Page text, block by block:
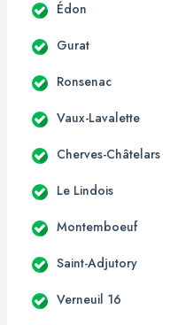
Édon
Gurat
Ronsenac
Vaux-Lavalette
Cherves-Châtelars
Le Lindois
Montemboeuf
Saint-Adjutory
Verneuil 16